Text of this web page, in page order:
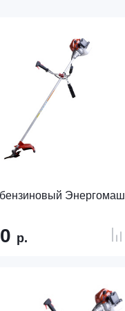
Энергомаш
р.